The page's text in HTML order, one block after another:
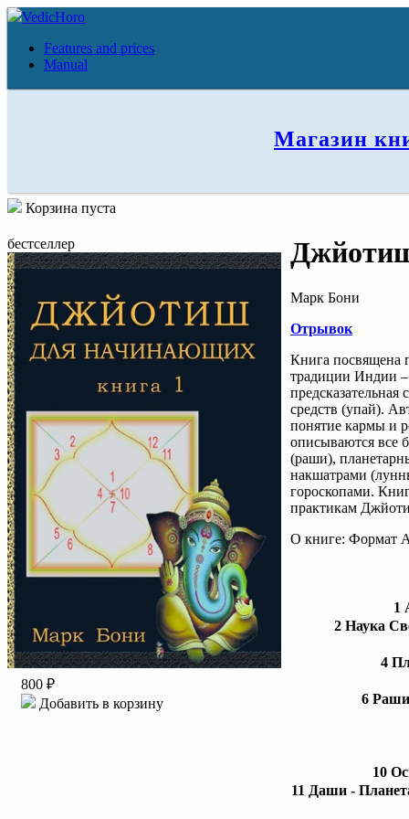
VedicHoro
Features and prices
Manual
Магазин
Корзина пуста
бестселлер
800 ₽
Добавить в корзину
Марк Бони
Отрывок
Книга посвящена
традиции Индии
средств (упай).
понятие кармы и
описываются все
(раши),
накшатрами
гороскопами.
практикам
О книге: Формат
1
2 Наука
4
6
10
11 Даши -